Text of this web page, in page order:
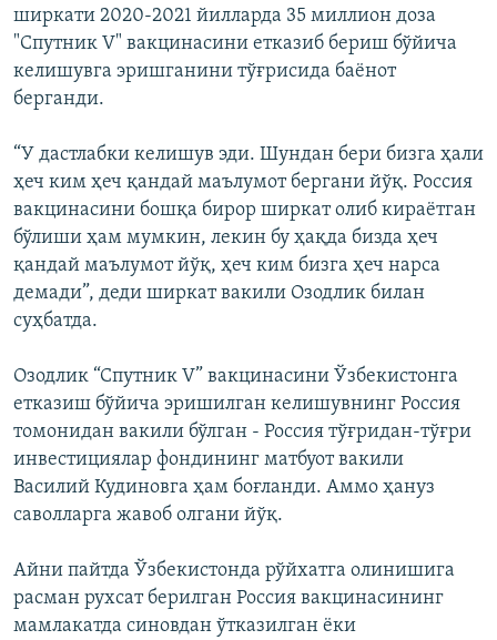
ширкати 2020-2021 йилларда 35 миллион доза
"Спутник V" вакцинасини етказиб бериш бўйича
келишувга эришганини тўғрисида баёнот
берганди.
“У дастлабки келишув эди. Шундан бери бизга ҳали
ҳеч ким ҳеч қандай маълумот бергани йўқ. Россия
вакцинасини бошқа бирор ширкат олиб кираётган
бўлиши ҳам мумкин, лекин бу ҳақда бизда ҳеч
қандай маълумот йўқ, ҳеч ким бизга ҳеч нарса
демади”, деди ширкат вакили Озодлик билан
суҳбатда.
Озодлик “Спутник V” вакцинасини Ўзбекистонга
етказиш бўйича эришилган келишувнинг Россия
томонидан вакили бўлган - Россия тўғридан-тўғри
инвестициялар фондининг матбуот вакили
Василий Кудиновга ҳам боғланди. Аммо ҳануз
саволларга жавоб олгани йўқ.
Айни пайтда Ўзбекистонда рўйхатга олинишига
расман рухсат берилган Россия вакцинасининг
мамлакатда синовдан ўтказилган ёки